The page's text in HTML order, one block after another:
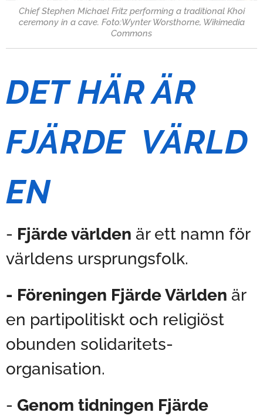
Chief Stephen Michael Fritz performing a traditional Khoi
ceremony in a cave. Foto:Wynter Worsthorne, Wikimedia
Commons
DET HÄR ÄR
FJÄRDE VÄRLD
EN
- Fjärde världen är ett namn för
världens ursprungsfolk.
- Föreningen Fjärde Världen är
en partipolitiskt och religiöst
obunden solidaritets-
organisation.
- Genom tidningen Fjärde